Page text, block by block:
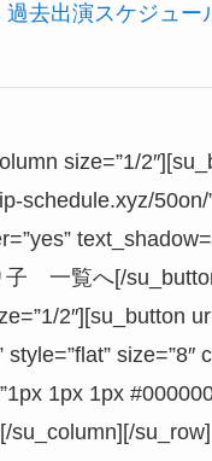
過去出演スケジュー
size=”1/
schedule.xyz/50on/
子 一覧へ[/
2″][su_button
size=”8″
1px 1px
su_column][/su_row]